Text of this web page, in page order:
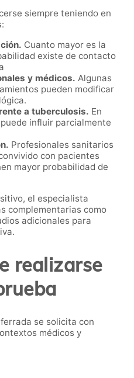
siempre teniendo en
Cuanto mayor es la
existe de contacto
y médicos. Algunas
pueden modificar
a tuberculosis. En
influir parcialmente
Profesionales sanitarios
con pacientes
mayor probabilidad de
el especialista
complementarias como
adicionales para
realizarse
se solicita con
médicos y